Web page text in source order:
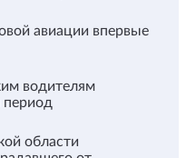
авиации впервые
водителям
области